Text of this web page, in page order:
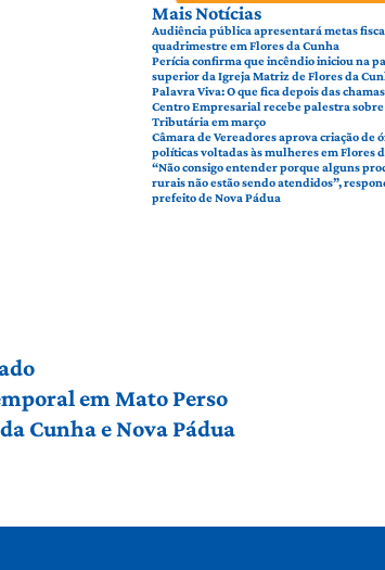
Mais Notícias
Audiência pública apresentará metas
quadrimestre em Flores da Cunha
Perícia confirma que incêndio iniciou na
superior da Igreja Matriz de Flores da
Palavra Viva: O que fica depois das chamas
Centro Empresarial recebe palestra
Tributária em março
Câmara de Vereadores aprova criação de
políticas voltadas às mulheres em Flores
“Não consigo entender porque alguns
rurais não estão sendo atendidos”,
prefeito de Nova Pádua
em Mato Perso
Cunha e Nova Pádua